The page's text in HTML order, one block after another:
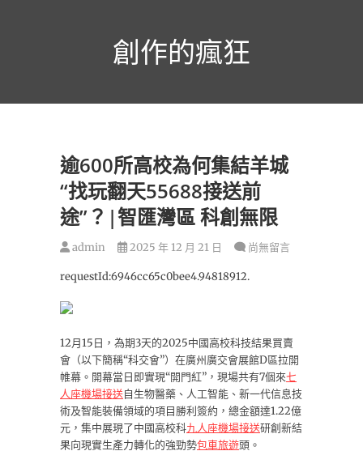
創作的瘋狂
逾600所高校為何集結羊城
“找玩翻天55688接送前
途”？|智匯灣區 科創無限
admin 2025 年 12 月 21 日 尚無留言
requestId:6946cc65c0bee4.94818912.
12月15日，為期3天的2025中國高校科技結果買賣
會（以下簡稱“科交會”）在廣州廣交會展館D區拉開
帷幕。開幕當日即實現“開門紅”，現場共有7個來七
人座機場接送自生物醫藥、人工智能、新一代信息技
術及智能裝備領域的項目勝利簽約，總金額達1.22億
元，集中展現了中國高校科九人座機場接送研創新結
果向現實生產力轉化的強勁勢包車旅遊頭。